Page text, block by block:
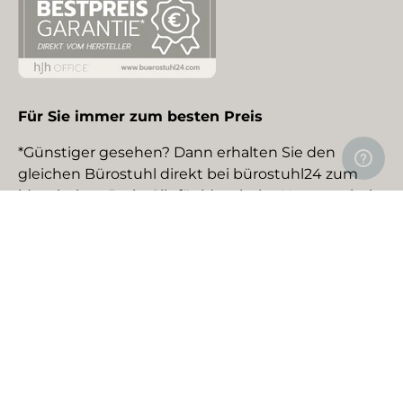
Für Sie immer zum besten Preis
*Günstiger gesehen? Dann erhalten Sie den
gleichen Bürostuhl direkt bei bürostuhl24 zum
identischen Preis. Gilt für identische Neuware bei